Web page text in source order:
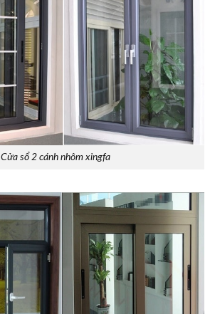
Cửa sổ 2 cánh nhôm xingfa